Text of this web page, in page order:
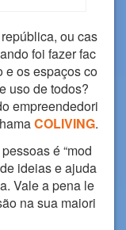
ou cas
foi fazer fac
e os espaços co
uso de todos?
empreendedori
COLIVING.
é “mod
ideias e ajuda
Vale a pena le
na sua maiori